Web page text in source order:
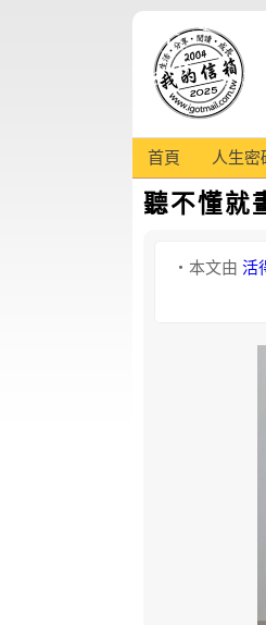
首頁 人生密
聽不懂就
‧本文由 活